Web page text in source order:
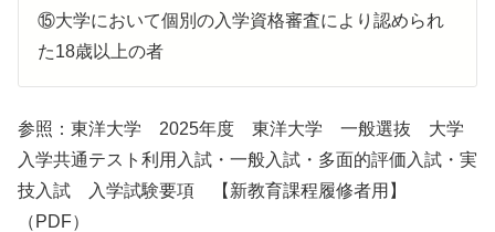
⑮大学において個別の入学資格審査により認められ
た18歳以上の者
参照：東洋大学 2025年度 東洋大学 一般選抜 大学
入学共通テスト利用入試・一般入試・多面的評価入試・実
技入試 入学試験要項 【新教育課程履修者用】
（PDF）